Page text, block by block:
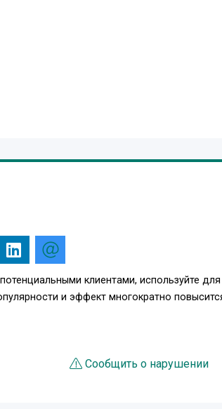
клиентами, используйте для
и эффект многократно
Сообщить о нарушении